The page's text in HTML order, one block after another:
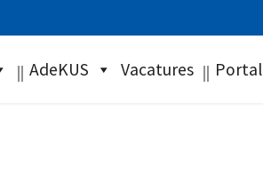
AdeKUS Vacatures Portal